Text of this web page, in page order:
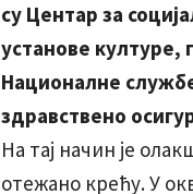
су Центар за
установе културе,
Националне
здравствено
На тај начин је
отежано крећу. У